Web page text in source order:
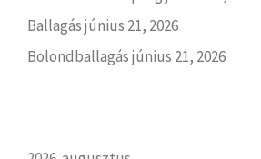
Ballagásjúnius 21, 2026
Bolondballagásjúnius 21, 2026